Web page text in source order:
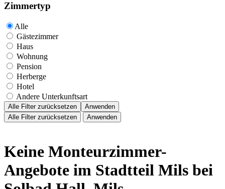
Zimmertyp
Alle
Gästezimmer
Haus
Wohnung
Pension
Herberge
Hotel
Andere Unterkunftsart
Alle Filter zurücksetzen
Anwenden
Alle Filter zurücksetzen
Anwenden
Keine Monteurzimmer-
Angebote im Stadtteil Mils bei